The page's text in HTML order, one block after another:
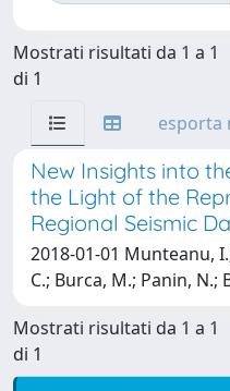
Mostrati risultati da 1 a 1
di 1
esporta
New Insights into
the Light of the
Regional Seismic
2018-01-01 Munteanu,
C.; Burca, M.; Panin, N.;
Mostrati risultati da 1 a 1
di 1